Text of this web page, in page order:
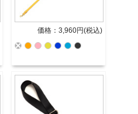
価格：3,960円(税込)